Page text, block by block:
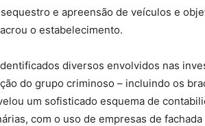
e apreensão de veículos e
o estabelecimento.
diversos envolvidos nas
do grupo criminoso – incluindo os
um sofisticado esquema de
com o uso de empresas de